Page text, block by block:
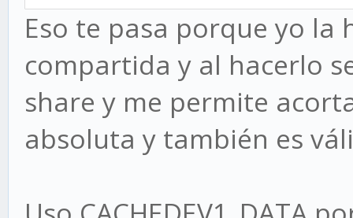
Eso te pasa porque yo la
compartida y al hacerlo
share y me permite
absoluta y también es